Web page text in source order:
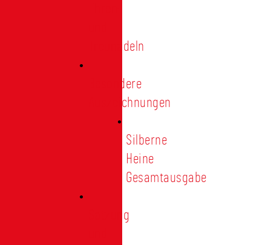
Treunadeln
Besondere
Auszeichnungen
Silberne
Heine
Gesamtausgabe
Satzung